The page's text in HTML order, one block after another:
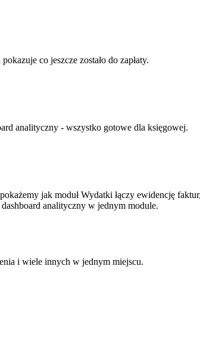
co jeszcze zostało do zapłaty.
analityczny - wszystko gotowe dla księgowej.
jak moduł Wydatki łączy ewidencję faktur,
analityczny w jednym module.
i wiele innych w jednym miejscu.